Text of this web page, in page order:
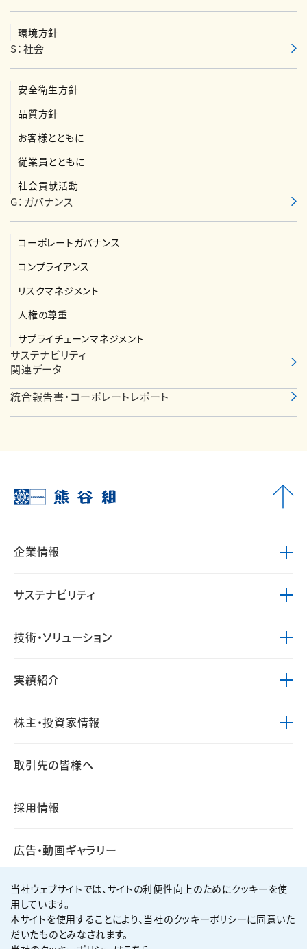
環境方針
S：社会
安全衛生方針
品質方針
お客様とともに
従業員とともに
社会貢献活動
G：ガバナンス
コーポレートガバナンス
コンプライアンス
リスクマネジメント
人権の尊重
サプライチェーンマネジメント
サステナビリティ
関連データ
統合報告書・コーポレートレポート
企業情報
サステナビリティ
技術・ソリューション
実績紹介
株主・投資家情報
取引先の皆様へ
採用情報
広告・動画ギャラリー
個人情報保護方針
サイト利用規約
サイトマップ
当社ウェブサイトでは、サイトの利便性向上のためにクッキーを使
用しています。
本サイトを使用することにより、当社のクッキーポリシーに同意いた
だいたものとみなされます。